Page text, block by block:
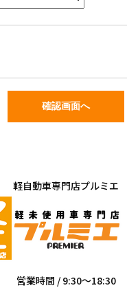
軽自動車専門店プルミエ
営業時間 / 9:30～18:30